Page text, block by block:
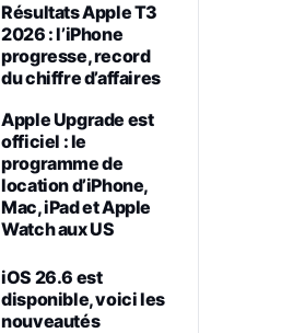
Résultats Apple T3
2026 : l’iPhone
progresse, record
du chiffre d’affaires
Apple Upgrade est
officiel : le
programme de
location d’iPhone,
Mac, iPad et Apple
Watch aux US
iOS 26.6 est
disponible, voici les
nouveautés